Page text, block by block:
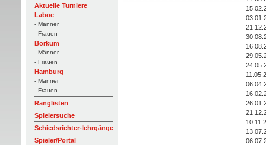
Aktuelle Turniere
Laboe
- Männer
- Frauen
Borkum
- Männer
- Frauen
Hamburg
- Männer
- Frauen
Ranglisten
Spielersuche
Schiedsrichter-lehrgänge
Spieler/Portal